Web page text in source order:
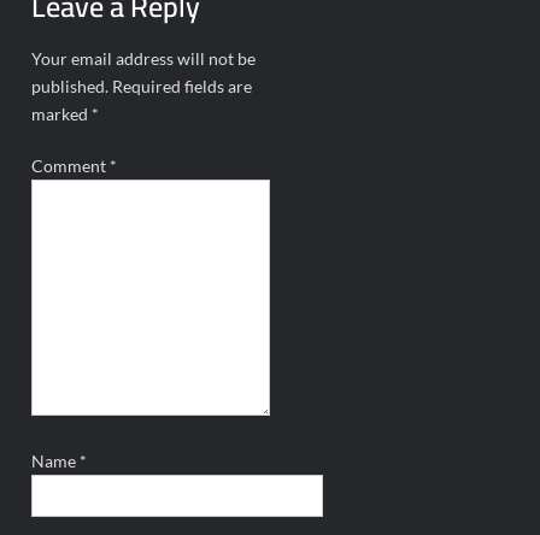
Your email address will not be
published. Required fields are
marked *
Comment *
Name *